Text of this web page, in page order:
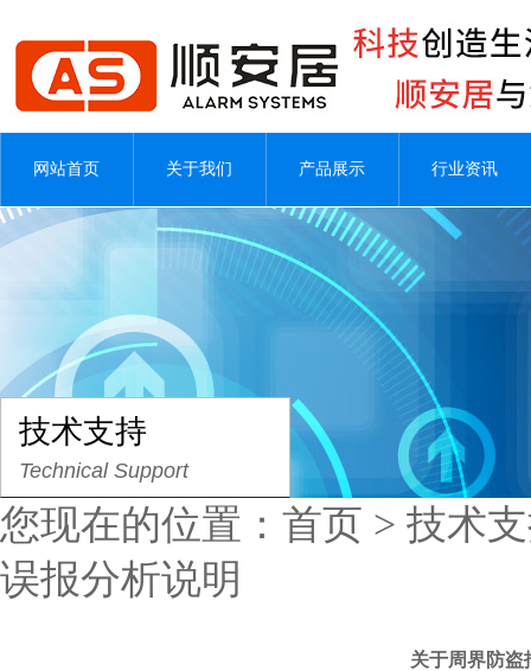
网站首页 关于我们 产品展示 行业资讯
技术支持
Technical Support
您现在的位置： 首页 > 技术
误报分析说明
关于周界防盗